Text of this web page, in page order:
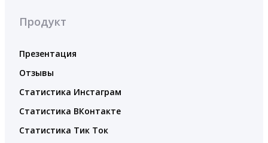
Продукт
Презентация
Отзывы
Статистика Инстаграм
Статистика ВКонтакте
Статистика Тик Ток